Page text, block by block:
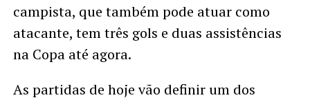
campista, que também pode atuar como
atacante, tem três gols e duas assistências
na Copa até agora.
As partidas de hoje vão definir um dos